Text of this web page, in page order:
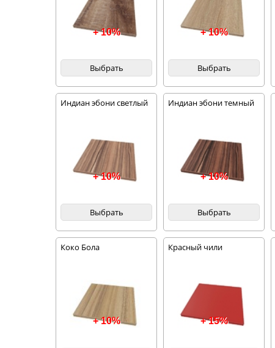
+ 10%
Выбрать
+ 10%
Выбрать
Индиан эбони светлый
+ 10%
Выбрать
Индиан эбони темный
+ 10%
Выбрать
Коко Бола
+ 10%
Красный чили
+ 15%